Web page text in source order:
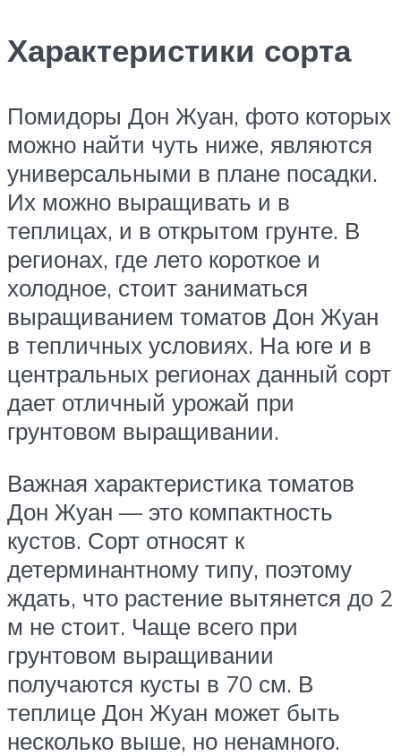
Характеристики сорта
Помидоры Дон Жуан, фото которых
можно найти чуть ниже, являются
универсальными в плане посадки.
Их можно выращивать и в
теплицах, и в открытом грунте. В
регионах, где лето короткое и
холодное, стоит заниматься
выращиванием томатов Дон Жуан
в тепличных условиях. На юге и в
центральных регионах данный сорт
дает отличный урожай при
грунтовом выращивании.
Важная характеристика томатов
Дон Жуан — это компактность
кустов. Сорт относят к
детерминантному типу, поэтому
ждать, что растение вытянется до 2
м не стоит. Чаще всего при
грунтовом выращивании
получаются кусты в 70 см. В
теплице Дон Жуан может быть
несколько выше, но ненамного.